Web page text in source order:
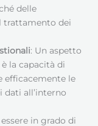
delle
trattamento dei
: Un aspetto
la capacità di
efficacemente le
dati all’interno
in grado di